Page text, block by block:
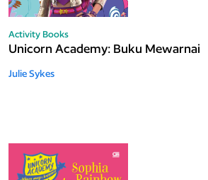
Activity Books
Unicorn Academy: Buku Mewarnai
Julie Sykes